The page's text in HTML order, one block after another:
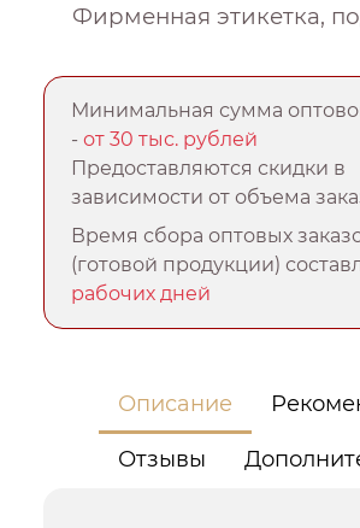
Минимальная сумма
-от 30 тыс. рублей
Предоставляются скидки в
зависимости от объема
Время сбора оптовых
(готовой продукции)
рабочих дней
Описание
Отзывы